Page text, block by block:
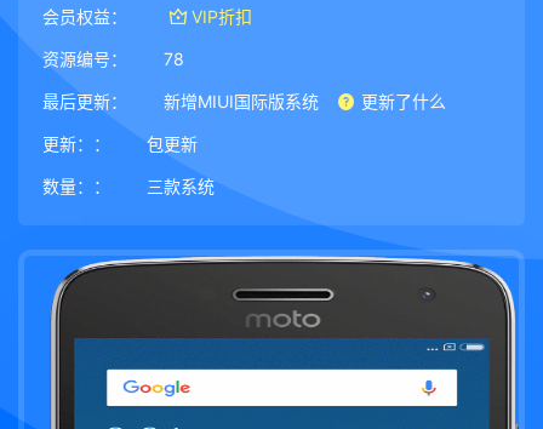
会员权益： VIP折扣
资源编号： 78
最后更新： 新增MIUI国际版系统 更新了什么
更新：： 包更新
数量：： 三款系统